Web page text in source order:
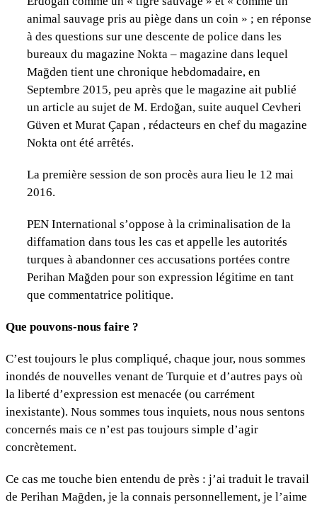
animal sauvage pris au piège dans un coin » ; en réponse
à des questions sur une descente de police dans les
bureaux du magazine Nokta – magazine dans lequel
Mağden tient une chronique hebdomadaire, en
Septembre 2015, peu après que le magazine ait publié
un article au sujet de M. Erdoğan, suite auquel Cevheri
Güven et Murat Çapan , rédacteurs en chef du magazine
Nokta ont été arrêtés.
La première session de son procès aura lieu le 12 mai
2016.
PEN International s’oppose à la criminalisation de la
diffamation dans tous les cas et appelle les autorités
turques à abandonner ces accusations portées contre
Perihan Mağden pour son expression légitime en tant
que commentatrice politique.
Que pouvons-nous faire ?
C’est toujours le plus compliqué, chaque jour, nous sommes
inondés de nouvelles venant de Turquie et d’autres pays où
la liberté d’expression est menacée (ou carrément
inexistante). Nous sommes tous inquiets, nous nous sentons
concernés mais ce n’est pas toujours simple d’agir
concrètement.
Ce cas me touche bien entendu de près : j’ai traduit le travail
de Perihan Mağden, je la connais personnellement, je l’aime